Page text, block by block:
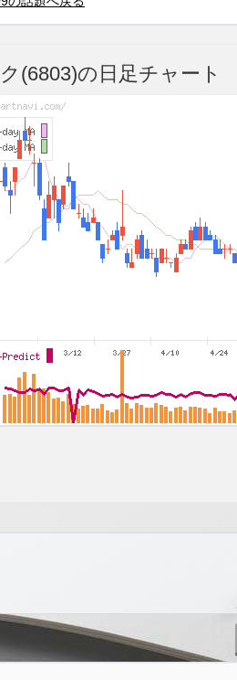
(6803)の日足チャート